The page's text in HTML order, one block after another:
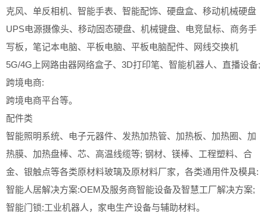
克风、单反相机、智能手表、智能配饰、硬盘盒、移动机械硬盘
UPS电源摄像头、移动固态硬盘、机械键盘、电竞鼠标、商务手
写板，笔记本电脑、平板电脑、平板电脑配件、网线交换机
5G/4G上网路由器网络盒子、3D打印笔、智能机器人、直播设备;
跨境电商:
跨境电商平台等。
配件类
智能照明系统、电子元器件、发热加热管、加热板、加热圈、加
热膜、加热盘棒、芯、高温线缆等; 钢材、镁棒、工程塑料、合
金、银触点等各类原材料玻璃及原材料厂家，各类通用件及模具:
智能人居解决方案:OEM及服务商智能设备及智慧工厂解决方案;
智能门锁:工业机器人，家电生产设备与辅助材料。